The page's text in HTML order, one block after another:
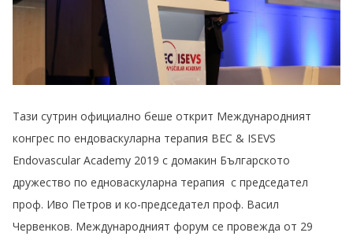
Тази сутрин официално беше открит Международният
конгрес по ендоваскуларна терапия BEC & ISEVS
Endovascular Academy 2019 с домакин Българското
дружество по едноваскуларна терапия с председател
проф. Иво Петров и ко-председател проф. Васил
Червенков. Международният форум се провежда от 29